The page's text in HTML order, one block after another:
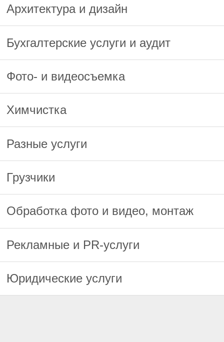
Архитектура и дизайн
Бухгалтерские услуги и аудит
Фото- и видеосъемка
Химчистка
Разные услуги
Грузчики
Обработка фото и видео, монтаж
Рекламные и PR-услуги
Юридические услуги